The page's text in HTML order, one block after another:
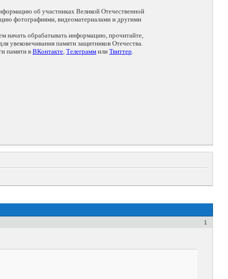
об участниках Великой Отечественной
фотографиями, видеоматериалами и другими
начать обрабатывать информацию, прочитайте,
увековечивания памяти защитников Отечества.
памяти в ВКонтакте, Телеграмм или Твиттер.
1